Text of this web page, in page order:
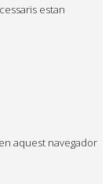
estan
aquest navegador